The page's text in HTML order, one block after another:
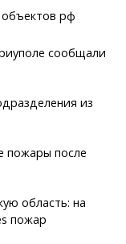
рф
сообщали
из
пожары после
область: на
пожар